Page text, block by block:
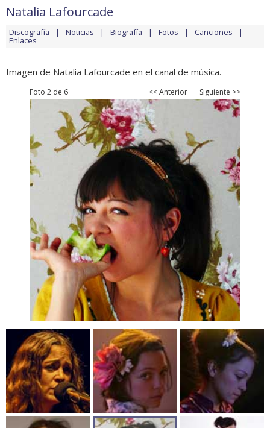
Natalia Lafourcade
Discografía Noticias Biografía Fotos Canciones
Enlaces
Imagen de Natalia Lafourcade en el canal de música.
Foto 2 de 6 << Anterior Siguiente >>